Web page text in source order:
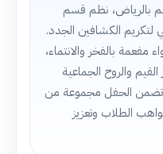
بالرياض، نظم قسم
لتكريم الكشافين الجدد.
مفعمة بالفخر والانتماء،
والروح الجماعية
تضمن الحفل مجموعة من
الطلاب وتعزيز